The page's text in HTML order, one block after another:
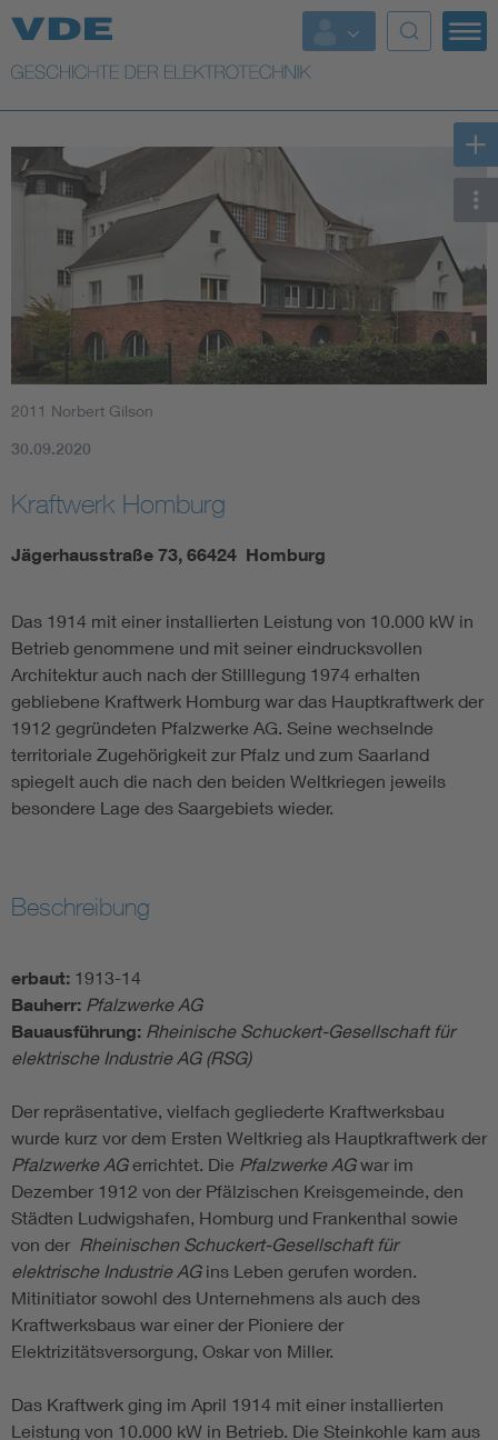
Top Themen
Weitere Themen
2011 Norbert Gilson
30.09.2020
Kraftwerk Homburg
Jägerhausstraße 73, 66424 Homburg
Das 1914 mit einer installierten Leistung von 10.000 kW in
Betrieb genommene und mit seiner eindrucksvollen
Architektur auch nach der Stilllegung 1974 erhalten
gebliebene Kraftwerk Homburg war das Hauptkraftwerk der
1912 gegründeten Pfalzwerke AG. Seine wechselnde
territoriale Zugehörigkeit zur Pfalz und zum Saarland
spiegelt auch die nach den beiden Weltkriegen jeweils
besondere Lage des Saargebiets wieder.
Beschreibung
erbaut: 1913-14
Bauherr: Pfalzwerke AG
Bauausführung: Rheinische Schuckert-Gesellschaft für
elektrische Industrie AG (RSG)
Der repräsentative, vielfach gegliederte Kraftwerksbau
wurde kurz vor dem Ersten Weltkrieg als Hauptkraftwerk der
Pfalzwerke AGerrichtet. Die Pfalzwerke AGwar im
Dezember 1912 von der Pfälzischen Kreisgemeinde, den
Städten Ludwigshafen, Homburg und Frankenthal sowie
von der Rheinischen Schuckert-Gesellschaft für
elektrische Industrie AGins Leben gerufen worden.
Mitinitiator sowohl des Unternehmens als auch des
Kraftwerksbaus war einer der Pioniere der
Elektrizitätsversorgung, Oskar von Miller.
Das Kraftwerk ging im April 1914 mit einer installierten
Leistung von 10.000 kW in Betrieb. Die Steinkohle kam aus